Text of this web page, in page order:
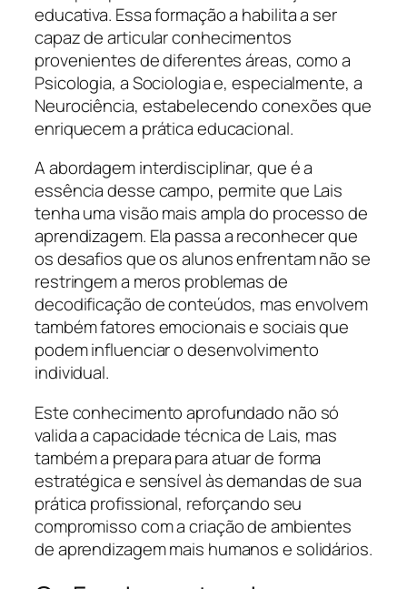
educativa. Essa formação a habilita a ser
capaz de articular conhecimentos
provenientes de diferentes áreas, como a
Psicologia, a Sociologia e, especialmente, a
Neurociência, estabelecendo conexões que
enriquecem a prática educacional.
A abordagem interdisciplinar, que é a
essência desse campo, permite que Lais
tenha uma visão mais ampla do processo de
aprendizagem. Ela passa a reconhecer que
os desafios que os alunos enfrentam não se
restringem a meros problemas de
decodificação de conteúdos, mas envolvem
também fatores emocionais e sociais que
podem influenciar o desenvolvimento
individual.
Este conhecimento aprofundado não só
valida a capacidade técnica de Lais, mas
também a prepara para atuar de forma
estratégica e sensível às demandas de sua
prática profissional, reforçando seu
compromisso com a criação de ambientes
de aprendizagem mais humanos e solidários.